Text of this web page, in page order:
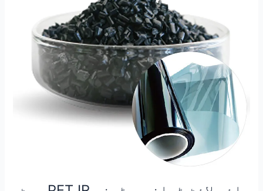
انسولیشن
ماسٹر